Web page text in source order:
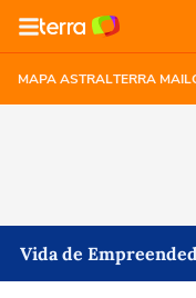
MAPA ASTRALTERRA MAIL
Vida de